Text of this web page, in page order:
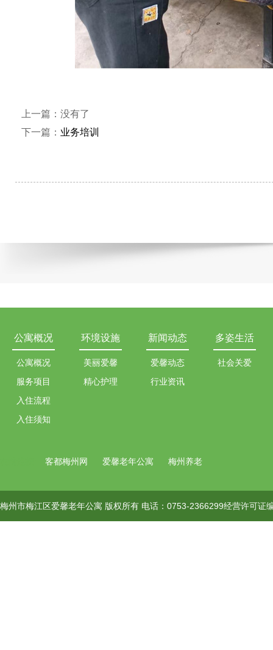
上一篇：没有了
下一篇： 业务培训
公寓概况
公寓概况
服务项目
入住流程
入住须知
环境设施
美丽爱馨
精心护理
新闻动态
爱馨动态
行业资讯
多姿生活
社会关爱
客都梅州网 爱馨老年公寓 梅州养老
梅州市梅江区爱馨老年公寓 版权所有 电话：0753-2366299经营许可证